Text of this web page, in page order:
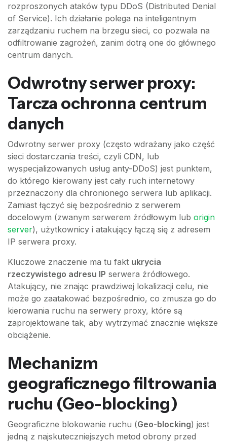
rozproszonych ataków typu DDoS (Distributed Denial
of Service). Ich działanie polega na inteligentnym
zarządzaniu ruchem na brzegu sieci, co pozwala na
odfiltrowanie zagrożeń, zanim dotrą one do głównego
centrum danych.
Odwrotny serwer proxy:
Tarcza ochronna centrum
danych
Odwrotny serwer proxy (często wdrażany jako część
sieci dostarczania treści, czyli CDN, lub
wyspecjalizowanych usług anty-DDoS) jest punktem,
do którego kierowany jest cały ruch internetowy
przeznaczony dla chronionego serwera lub aplikacji.
Zamiast łączyć się bezpośrednio z serwerem
docelowym (zwanym serwerem źródłowym lub origin
server), użytkownicy i atakujący łączą się z adresem
IP serwera proxy.
Kluczowe znaczenie ma tu fakt ukrycia
rzeczywistego adresu IP serwera źródłowego.
Atakujący, nie znając prawdziwej lokalizacji celu, nie
może go zaatakować bezpośrednio, co zmusza go do
kierowania ruchu na serwery proxy, które są
zaprojektowane tak, aby wytrzymać znacznie większe
obciążenie.
Mechanizm
geograficznego filtrowania
ruchu (Geo-blocking)
Geograficzne blokowanie ruchu (Geo-blocking) jest
jedną z najskuteczniejszych metod obrony przed